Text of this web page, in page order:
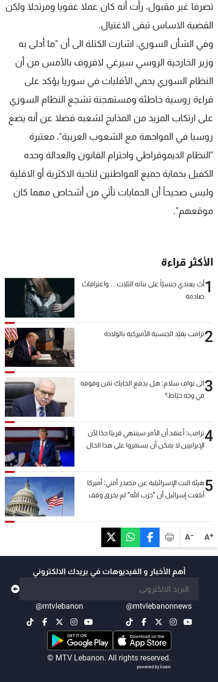
A+
A-
تصرفا غير مقبول، رأت أنه كان عملا عفويا ومرتجلا ولكن
القضية الاساس تبقى الاغتيال.
وفي الشأن السوري، اشارت الكتلة الى أن "ما أدلى به
وزير الخارجية الروسي سيرغي لافروف بالأمس من أن
النظام السوري يحمي الأقليات في سوريا يؤكد على
قراءة روسية خاطئة ومستهجنة تشجع النظام السوري
على ارتكاب المزيد من المذابح لشعبه فضلا عن أنه يضع
روسيا في المواجهة مع الشعوب العربية"، معتبرة
"النظام الديموقراطي واحترام القانون والعدالة وحده
الكفيل بحماية جميع المواطنين لناحية الاكثرية أو الاقلية
وليس صحيحاً أن الحمايات تأتي من أشخاص مهما كان
موقعهم".
الأكثر قراءة
1أبٌ يعتدي جنسيّاً على بناته الثلاث… واعترافاتٌ
صادمة
2ترامب يقيّد الجنسية الأميركية بالولادة
3الى نواف سلام: هل يدفع الحايك ثمن وقوفه
في وجه خيّاط؟
4ترامب: أعتقد أن الأمر سينتهي قريبًا جدًا لأن
الإيرانيين لا يمكن أن يستمروا على هذا الحال
5هيئة البث الإسرائيلية عن مصدر أمني: أميركا
أبلغت إسرائيل أن "حزب الله" لم يخرق وقف
أهم الأخبار و الفيديوهات في بريدك الالكتروني
@mtvlebanonnews
@mtvlebanon
© MTV Lebanon. All rights reserved.
powered by koein